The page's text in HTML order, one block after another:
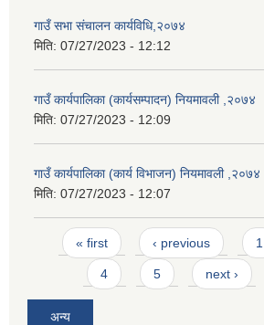
गाउँ सभा संचालन कार्यविधि,२०७४
मिति: 07/27/2023 - 12:12
गाउँ कार्यपालिका (कार्यसम्पादन) नियमावली ,२०७४
मिति: 07/27/2023 - 12:09
गाउँ कार्यपालिका (कार्य विभाजन) नियमावली ,२०७४
मिति: 07/27/2023 - 12:07
Pages
« first ‹ previous 1
4 5 next ›
अन्य